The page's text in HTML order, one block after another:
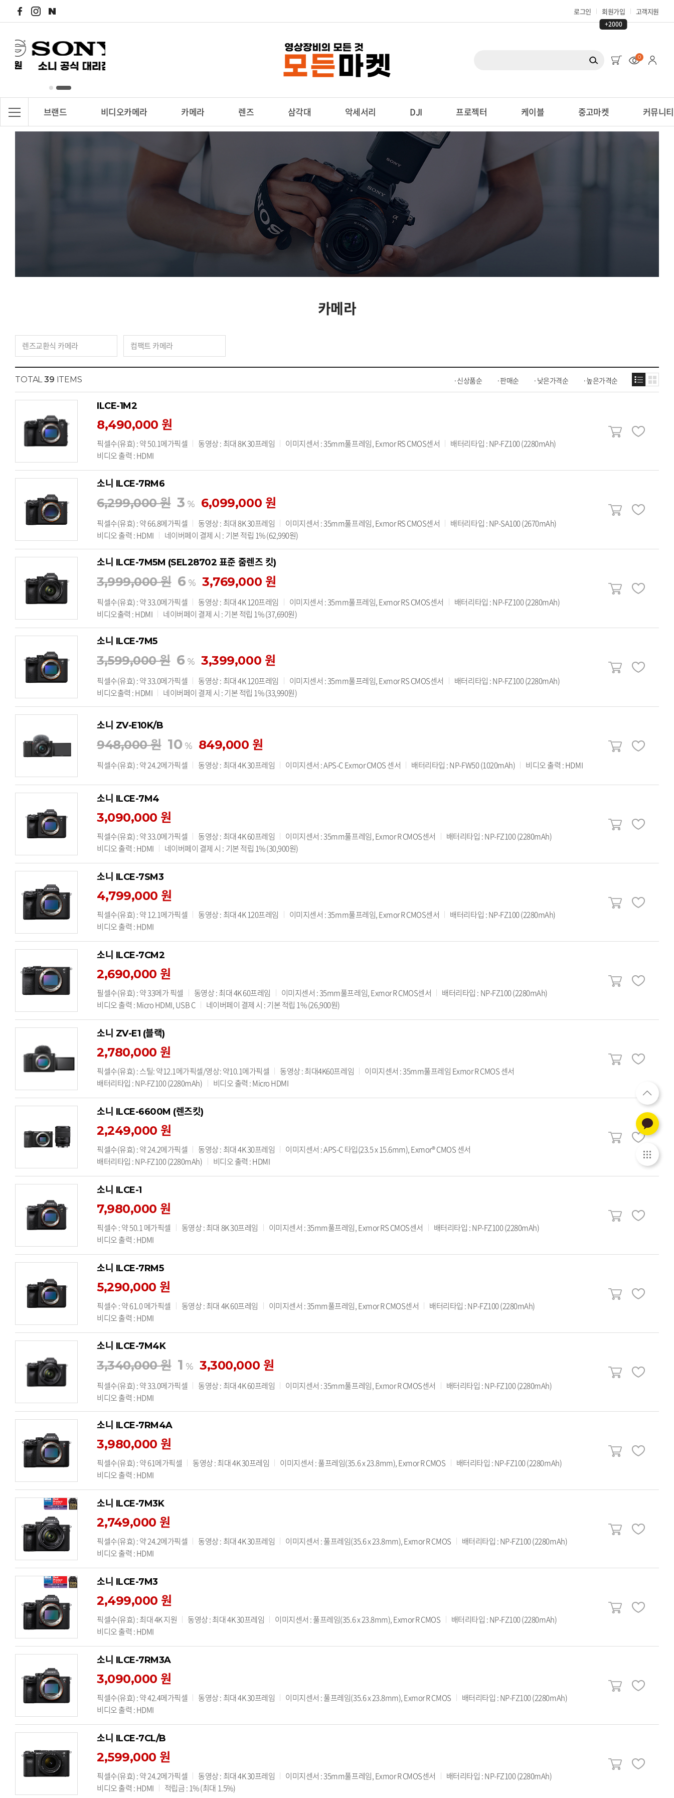
로그인 회원가입
+2000
고객지원
0
브랜드 비디오카메라 카메라 렌즈 삼각대 악세서리 DJI 프로젝터 케이블 중고마켓 커뮤니티
카메라
렌즈교환식 카메라 컴팩트 카메라
TOTAL39 ITEMS 신상품순 판매순 낮은가격순 높은가격순
ILCE-1M2
8,490,000 원
픽셀수(유효) : 약 50.1메가픽셀 동영상 : 최대 8K 30프레임 이미지센서 : 35mm풀프레임, Exmor RS CMOS센서
배터리타입 : NP-FZ100 (2280mAh)
비디오 출력 : HDMI
소니 ILCE-7RM6
6,299,000 원 3 % 6,099,000 원
픽셀수(유효) : 약 66.8메가픽셀 동영상 : 최대 8K 30프레임 이미지센서 : 35mm풀프레임, Exmor RS CMOS센서
배터리타입 : NP-SA100 (2670mAh)
비디오 출력 : HDMI
네이버페이 결제 시 : 기본 적립 1% (62,990원)
소니 ILCE-7M5M (SEL28702 표준 줌렌즈 킷)
3,999,000 원 6 % 3,769,000 원
픽셀수(유효) : 약 33.0메가픽셀 동영상 : 최대 4K 120프레임 이미지센서 : 35mm풀프레임, Exmor RS CMOS센서
배터리타입 : NP-FZ100 (2280mAh)
비디오출력 : HDMI
네이버페이 결제 시 : 기본 적립 1% (37,690원)
소니 ILCE-7M5
3,599,000 원 6 % 3,399,000 원
픽셀수(유효) : 약 33.0메가픽셀 동영상 : 최대 4K 120프레임 이미지센서 : 35mm풀프레임, Exmor RS CMOS센서
배터리타입 : NP-FZ100 (2280mAh)
비디오출력 : HDMI
네이버페이 결제 시 : 기본 적립 1% (33,990원)
소니 ZV-E10K/B
948,000 원 10 % 849,000 원
픽셀수(유효) : 약 24.2메가픽셀 동영상 : 최대 4K 30프레임 이미지센서 : APS-C Exmor CMOS 센서 배터리타입 : NP-FW50 (1020mAh) 비디오 출력 : HDMI
소니 ILCE-7M4
3,090,000 원
픽셀수(유효) : 약 33.0메가픽셀 동영상 : 최대 4K 60프레임 이미지센서 : 35mm풀프레임, Exmor R CMOS센서
배터리타입 : NP-FZ100 (2280mAh)
비디오 출력 : HDMI
네이버페이 결제 시 : 기본 적립 1% (30,900원)
소니 ILCE-7SM3
4,799,000 원
픽셀수(유효) : 약 12.1메가픽셀 동영상 : 최대 4K 120프레임 이미지센서 : 35mm풀프레임, Exmor R CMOS센서
배터리타입 : NP-FZ100 (2280mAh)
비디오 출력 : HDMI
소니 ILCE-7CM2
2,690,000 원
필셀수(유효) : 약 33메가 픽셀 동영상 : 최대 4K 60프레임 이미지센서 : 35mm풀프레임, Exmor R CMOS센서
배터리타입 : NP-FZ100 (2280mAh)
비디오 출력 : Micro HDMI, USB C
네이버페이 결제 시 : 기본 적립 1% (26,900원)
소니 ZV-E1 (블랙)
2,780,000 원
픽셀수(유효) : 스틸: 약12.1메가픽셀/영상: 약10.1메가픽셀 동영상 : 최대4K60프레임
이미지센서 : 35mm풀프레임 Exmor R CMOS 센서
배터리타입 : NP-FZ100 (2280mAh)
비디오 출력 : Micro HDMI
소니 ILCE-6600M (렌즈킷)
2,249,000 원
픽셀수(유효) : 약 24.2메가픽셀 동영상 : 최대 4K 30프레임
이미지센서 : APS-C 타입(23.5 x 15.6mm), Exmor® CMOS 센서
배터리타입 : NP-FZ100 (2280mAh)
비디오 출력 : HDMI
소니 ILCE-1
7,980,000 원
픽셀수 : 약 50.1 메가픽셀 동영상 : 최대 8K 30프레임 이미지센서 : 35mm풀프레임, Exmor RS CMOS센서
배터리타입 : NP-FZ100 (2280mAh)
비디오 출력 : HDMI
소니 ILCE-7RM5
5,290,000 원
픽셀수 : 약 61.0 메가픽셀 동영상 : 최대 4K 60프레임 이미지센서 : 35mm풀프레임, Exmor R CMOS센서
배터리타입 : NP-FZ100 (2280mAh)
비디오 출력 : HDMI
소니 ILCE-7M4K
3,340,000 원 1 % 3,300,000 원
픽셀수(유효) : 약 33.0메가픽셀 동영상 : 최대 4K 60프레임 이미지센서 : 35mm풀프레임, Exmor R CMOS센서
배터리타입 : NP-FZ100 (2280mAh)
비디오 출력 : HDMI
소니 ILCE-7RM4A
3,980,000 원
픽셀수(유효) : 약 61메가픽셀 동영상 : 최대 4K 30프레임 이미지센서 : 풀프레임(35.6 x 23.8mm), Exmor R CMOS
배터리타입 : NP-FZ100 (2280mAh)
비디오 출력 : HDMI
소니 ILCE-7M3K
2,749,000 원
픽셀수(유효) : 약 24.2메가픽셀 동영상 : 최대 4K 30프레임 이미지센서 : 풀프레임(35.6 x 23.8mm), Exmor R CMOS
배터리타입 : NP-FZ100 (2280mAh)
비디오 출력 : HDMI
소니 ILCE-7M3
2,499,000 원
픽셀수(유효) : 최대 4K 지원 동영상 : 최대 4K 30프레임 이미지센서 : 풀프레임(35.6 x 23.8mm), Exmor R CMOS
배터리타입 : NP-FZ100 (2280mAh)
비디오 출력 : HDMI
소니 ILCE-7RM3A
3,090,000 원
픽셀수(유효) : 약 42.4메가픽셀 동영상 : 최대 4K 30프레임 이미지센서 : 풀프레임(35.6 x 23.8mm), Exmor R CMOS
배터리타입 : NP-FZ100 (2280mAh)
비디오 출력 : HDMI
소니 ILCE-7CL/B
2,599,000 원
픽셀수(유효) : 약 24.2메가픽셀 동영상 : 최대 4K 30프레임 이미지센서 : 35mm풀프레임, Exmor R CMOS센서
배터리타입 : NP-FZ100 (2280mAh)
비디오 출력 : HDMI
적립금 : 1% (최대 1.5%)